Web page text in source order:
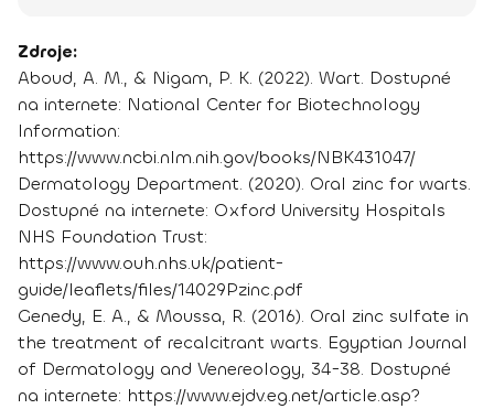
Zdroje:
Aboud, A. M., & Nigam, P. K. (2022). Wart. Dostupné
na internete: National Center for Biotechnology
Information:
https://www.ncbi.nlm.nih.gov/books/NBK431047/
Dermatology Department. (2020). Oral zinc for warts.
Dostupné na internete: Oxford University Hospitals
NHS Foundation Trust:
https://www.ouh.nhs.uk/patient-
guide/leaflets/files/14029Pzinc.pdf
Genedy, E. A., & Moussa, R. (2016). Oral zinc sulfate in
the treatment of recalcitrant warts. Egyptian Journal
of Dermatology and Venereology, 34-38. Dostupné
na internete: https://www.ejdv.eg.net/article.asp?